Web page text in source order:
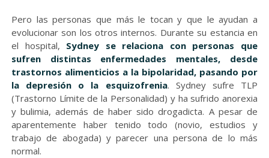
Pero las personas que más le tocan y que le ayudan a
evolucionar son los otros internos. Durante su estancia en
el hospital, Sydney se relaciona con personas que
sufren distintas enfermedades mentales, desde
trastornos alimenticios a la bipolaridad, pasando por
la depresión o la esquizofrenia. Sydney sufre TLP
(Trastorno Límite de la Personalidad) y ha sufrido anorexia
y bulimia, además de haber sido drogadicta. A pesar de
aparentemente haber tenido todo (novio, estudios y
trabajo de abogada) y parecer una persona de lo más
normal.